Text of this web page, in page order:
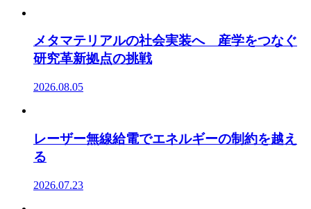
メタマテリアルの社会実装へ 産学をつなぐ
研究革新拠点の挑戦
2026.08.05
レーザー無線給電でエネルギーの制約を越え
る
2026.07.23